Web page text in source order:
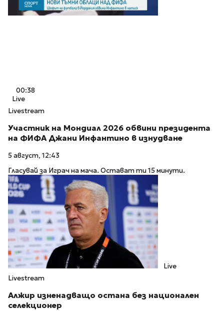
00:38
Live
Livestream
Участник на Мондиал 2026 обвини президента
на ФИФА Джани Инфантино в изнудване
5 август, 12:43
Гласувай за Играч на мача. Остават ти 15 минути.
Live
Livestream
Алжир изненадващо остана без национален
селекционер